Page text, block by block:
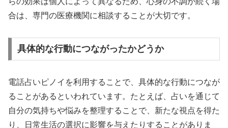
合は、専門の医療機関に相談することが大切です。
具体的な行動につながったかどうか
電話占いピノイを利用することで、具体的な行動につなが
ることがあるといわれています。たとえば、占いを通じて
自分の気持ちや悩みを整理することで、新たな視点を得た
り、日常生活の選択に影響を与えたりすることがありま